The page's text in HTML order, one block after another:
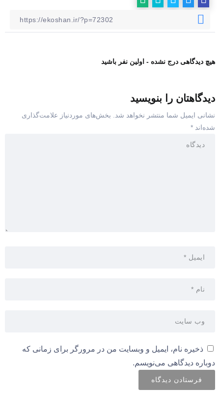
هیچ دیدگاهی درج نشده - اولین نفر باشید
دیدگاهتان را بنویسید
نشانی ایمیل شما منتشر نخواهد شد.
بخش‌های موردنیاز علامت‌گذاری
شده‌اند *
ذخیره نام، ایمیل و وبسایت من در مرورگر برای زمانی که
دوباره دیدگاهی می‌نویسم.